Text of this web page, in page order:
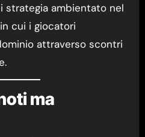
strategia ambientato nel
cui i giocatori
attraverso scontri
ma